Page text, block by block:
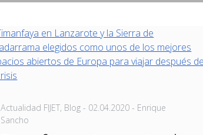
Actualidad FIJET, Blog - Posted
02.04.2020 - Enrique
Sancho